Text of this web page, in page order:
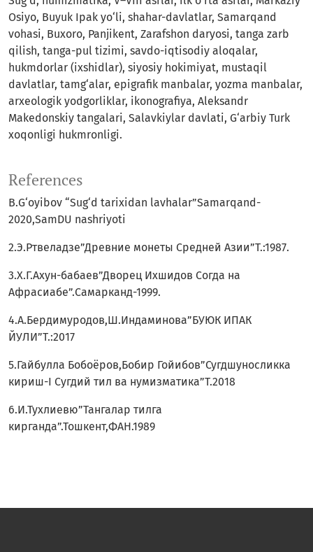
Osiyo, Buyuk Ipak yo‘li, shahar-davlatlar, Samarqand
vohasi, Buxoro, Panjikent, Zarafshon daryosi, tanga zarb
qilish, tanga-pul tizimi, savdo-iqtisodiy aloqalar,
hukmdorlar (ixshidlar), siyosiy hokimiyat, mustaqil
davlatlar, tamg‘alar, epigrafik manbalar, yozma manbalar,
arxeologik yodgorliklar, ikonografiya, Aleksandr
Makedonskiy tangalari, Salavkiylar davlati, G‘arbiy Turk
xoqonligi hukmronligi.
References
B.G‘oyibov “Sug‘d tarixidan lavhalar”Samarqand-
2020,SamDU nashriyoti
2.Э.Ртвеладзе”Древние монеты Средней Азии”Т.:1987.
3.Х.Г.Ахун-бабаев”Дворец Ихшидов Согда на
Афрасиабе”.Cамарканд-1999.
4.А.Бердимуродов,Ш.Индаминова”БУЮК ИПАК
ЙУЛИ”T.:2017
5.Гайбулла Бобоёров,Бобир Гойибов”Сугдшуносликка
кириш-I Cугдий тил ва нумизматика”Т.2018
6.И.Тухлиевю”Тангалар тилга
кирганда”.Тошкент,ФАН.1989